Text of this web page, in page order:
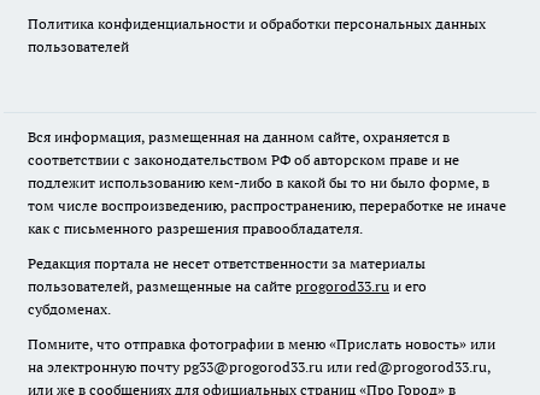
Политика конфиденциальности и обработки персональных данных
пользователей
Вся информация, размещенная на данном сайте, охраняется в
соответствии с законодательством РФ об авторском праве и не
подлежит использованию кем-либо в какой бы то ни было форме, в
том числе воспроизведению, распространению, переработке не иначе
как с письменного разрешения правообладателя.
Редакция портала не несет ответственности за материалы
пользователей, размещенные на сайте progorod33.ru и его
субдоменах.
Помните, что отправка фотографии в меню «Прислать новость» или
на электронную почту pg33@progorod33.ru или red@progorod33.ru,
или же в сообщениях для официальных страниц «Про Город» в